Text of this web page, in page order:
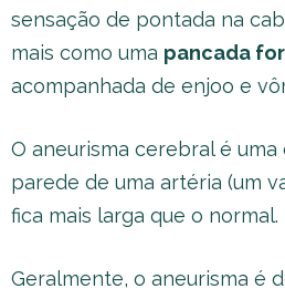
sensação de pontada na
mais como uma pancada
acompanhada de enjoo e
O aneurisma cerebral é
parede de uma artéria (um
fica mais larga que o normal.
Geralmente, o aneurisma é